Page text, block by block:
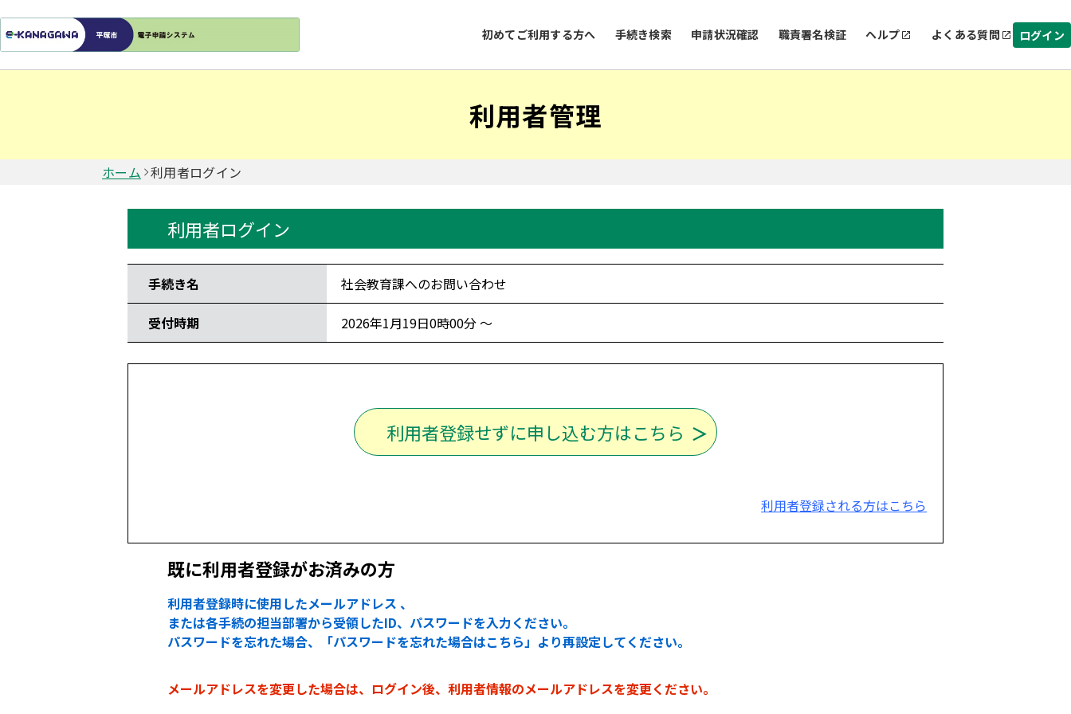
初めてご利用する方へ 手続き検索 申請状況確認 職責署名検証 ヘルプ よくある質問 ログイン
利用者管理
ホーム 利用者ログイン
利用者ログイン
手続き名 社会教育課へのお問い合わせ
受付時期 2026年1月19日0時00分 ～
利用者登録せずに申し込む方はこちら
利用者登録される方はこちら
既に利用者登録がお済みの方
利用者登録時に使用したメールアドレス 、
または各手続の担当部署から受領したID、パスワードを入力ください。
パスワードを忘れた場合、「パスワードを忘れた場合はこちら」より再設定してください。
メールアドレスを変更した場合は、ログイン後、利用者情報のメールアドレスを変更ください。